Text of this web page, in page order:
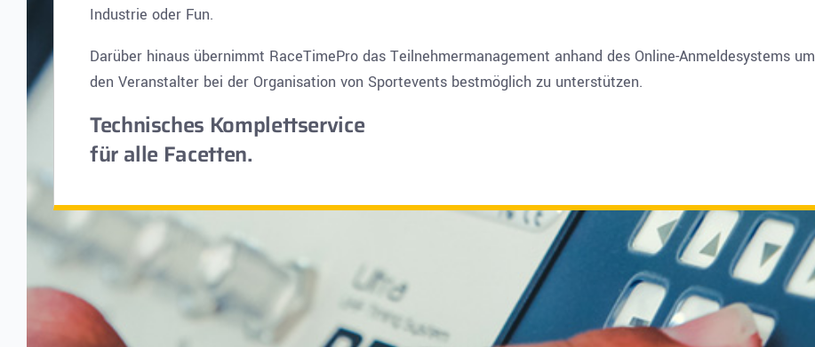
Industrie oder Fun.
Darüber hinaus übernimmt RaceTimePro das Teilnehmermanagement anhand des Online-Anmeldesystems um
den Veranstalter bei der Organisation von Sportevents bestmöglich zu unterstützen.
Technisches Komplettservice
für alle Facetten.